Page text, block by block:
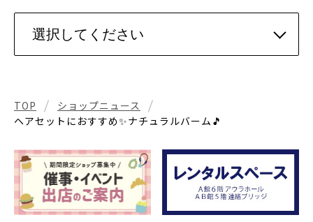
TOP
ショップニュース
ヘアセットにおすすめ✨ナチュラルバーム🎵